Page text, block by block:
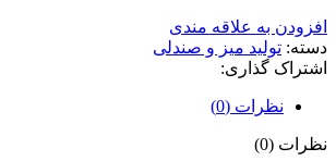
افزودن به علاقه مندی
دسته: تولید میز و صندلی
اشتراک گذاری:
نظرات (0)
نظرات (0)